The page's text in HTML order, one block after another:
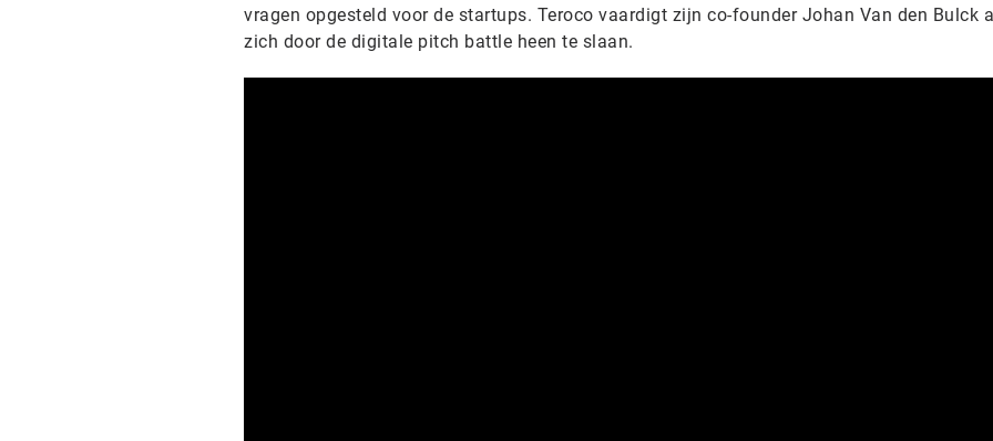
vragen opgesteld voor de startups. Teroco vaardigt zijn co-founder Johan Van den Bulck
zich door de digitale pitch battle heen te slaan.